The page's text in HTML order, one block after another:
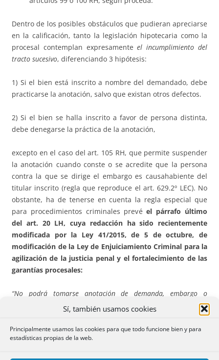
Sí, también usamos cookies
Principalmente usamos las cookies para que todo funcione bien y para
estadísticas propias de la web.
Dentro de los posibles obstáculos que pudieran apreciarse
en la calificación, tanto la legislación hipotecaria como la
procesal contemplan expresamenteel incumplimiento del
tracto sucesivo, diferenciando 3 hipótesis:
1) Si el bien está inscrito a nombre del demandado, debe
practicarse la anotación, salvo que existan otros defectos.
2) Si el bien se halla inscrito a favor de persona distinta,
debe denegarse la práctica de la anotación,
excepto en el caso del art. 105 RH, que permite suspender
la anotación cuando conste o se acredite que la persona
contra la que se dirige el embargo es causahabiente del
titular inscrito (regla que reproduce el art. 629.2º LEC). No
obstante, ha de tenerse en cuenta la regla especial que
para procedimientos criminales prevéel párrafo último
del art. 20 LH, cuya redacción ha sido recientemente
modificada por la Ley 41/2015, de 5 de octubre, de
modificación de la Ley de Enjuiciamiento Criminal para la
agilización de la justicia penal y el fortalecimiento de las
garantías procesales:
“No podrá tomarse anotación de demanda, embargo o
prohibición de disponer, ni cualquier otra prevista en la ley, si
el titular registral es persona distinta de aquella contra la cual
se ha dirigido el procedimiento. En los procedimientos
criminales y en los de decomiso podrá tomarse anotación de